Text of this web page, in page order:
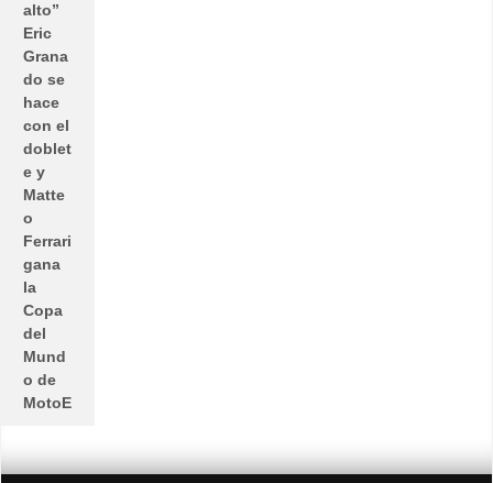
alto”
Eric
Grana
do se
hace
con el
doblet
e y
Matte
o
Ferrari
gana
la
Copa
del
Mund
o de
MotoE